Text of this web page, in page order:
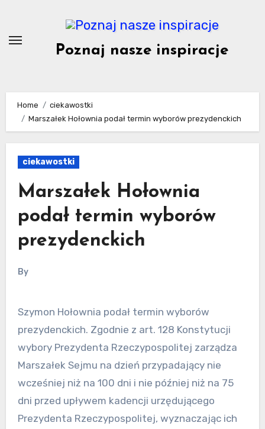
content
Poznaj nasze inspiracje
Home
ciekawostki
Marszałek Hołownia podał termin wyborów prezydenckich
ciekawostki
Marszałek Hołownia
podał termin wyborów
prezydenckich
By
Szymon Hołownia podał termin wyborów
prezydenckich. Zgodnie z art. 128 Konstytucji
wybory Prezydenta Rzeczypospolitej zarządza
Marszałek Sejmu na dzień przypadający nie
wcześniej niż na 100 dni i nie później niż na 75
dni przed upływem kadencji urzędującego
Prezydenta Rzeczypospolitej, wyznaczając ich